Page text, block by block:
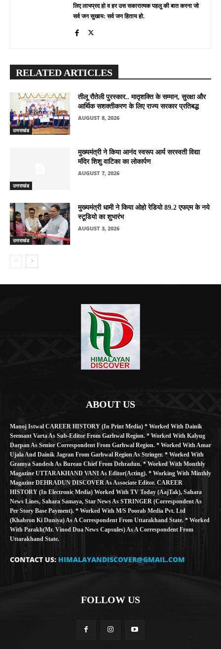
लिए लाभप्रद हो व हर उस सकारात्मक पहलु की बात करना जो
सर्व जन सुखाय: सर्व जन हिताय हो.
RELATED ARTICLES
उत्तराखंड
तीलू रौतेली पुरस्कार.. मातृशक्ति के सम्मान, सुरक्षा और
आर्थिक सशक्तीकरण के लिए राज्य सरकार प्रतिबद्ध
AUGUST 8, 2026
उत्तराखंड
मुख्यमंत्री ने किया आनंद स्वरूप आर्य सरस्वती विद्या
मंदिर शिशु वाटिका का लोकार्पण
AUGUST 7, 2026
उत्तराखंड
मुख्यमंत्री धामी ने किया ओहो रेडियो 89.2 एफएम के नये
स्टूडियो का शुभारंभ
AUGUST 3, 2026
ABOUT US
Manoj Istwal CAREER HISTORY (in Print Media) * Worked With Dainik
Seemant Varta As Sub-Editor From Garhwal Region. * Worked With Kalyug
Darpan As Senior Correspondent From Garhwal Region. * Worked With Amar
Ujala And Dainik Jagran From Garhwal Region As Stringer. * Worked With
Gramya Sandesh As Bureau Chief From Dehradun. * Worked With Monthly
Magazine UTTARAKHAND VANI As Editor(Acting). * Working With Minthly
Magazine DEHRADUN DISCOVER As Associate Editor. CAREER
HISTORY (in Electronic Media) Worked With TV Today (AajTak), Sahara
News Lines, Sahara Samaya, Star News As STRINGER (Correspondent As
Per Story Base Payment). * Worked With M/S Poorab Media Pvt. Ltd
(Khabron Ki Duniya) As A Correspondent From Uttarakhand State. * Worked
With Parakh(Mr. Vinod Dua News Capsules) As A Correspondent From
Uttarakhand State.
CONTACT US: HIMALAYANDISCOVER@GMAIL.COM
FOLLOW US